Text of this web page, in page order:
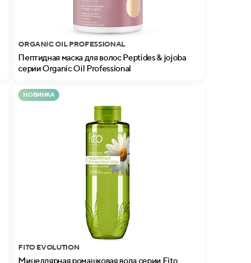
ORGANIC OIL PROFESSIONAL
Пептидная маска для волос Peptides & jojoba
серии Organic Oil Professional
НОВИНКА
FITO EVOLUTION